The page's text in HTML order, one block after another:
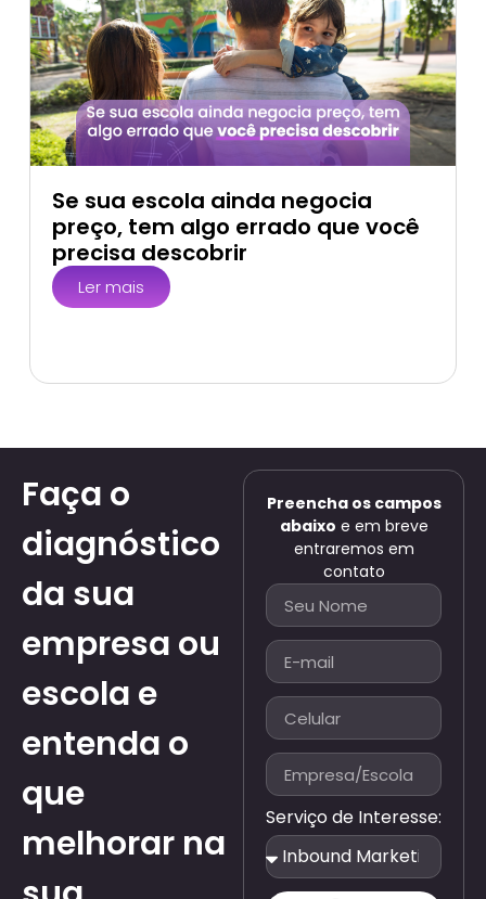
Se sua escola ainda negocia
preço, tem algo errado que você
precisa descobrir
Ler mais
Faça o
diagnóstico
da sua
empresa ou
escola e
entenda o
que
melhorar na
Preencha os campos
abaixo e em breve
entraremos em
contato
Serviço de Interesse: